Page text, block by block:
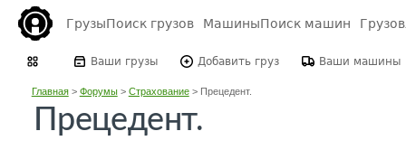
ГрузыПоиск грузов МашиныПоиск машин
Ваши грузы Добавить груз Ваши машины
Главная> Форумы> Страхование> Прецедент.
Прецедент.